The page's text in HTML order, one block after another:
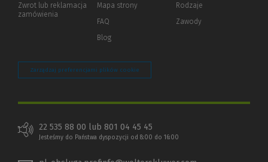
innej
Zwrot lub reklamacja
zamówienia
Mapa strony
FAQ
Blog
Rodzaje
Zawody
Zarządzaj preferencjami plików cookie
22 535 88 00 lub 801 04 45 45
Jesteśmy do Państwa dyspozycji od 8:00 do 16:00